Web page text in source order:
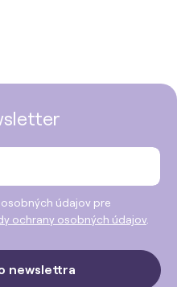
údajov pre
ochrany osobných údajov.
newslettra